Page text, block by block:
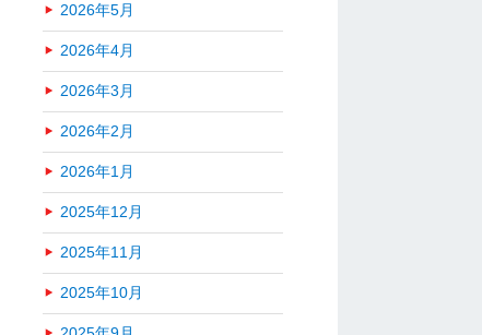
2026年5月
2026年4月
2026年3月
2026年2月
2026年1月
2025年12月
2025年11月
2025年10月